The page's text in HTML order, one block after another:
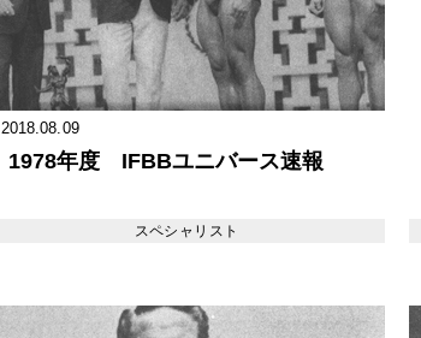
2018.08.09
1978年度 IFBBユニバース速報
スペシャリスト